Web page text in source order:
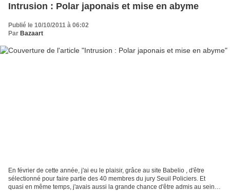
Intrusion : Polar japonais et mise en abyme
Publié le 10/10/2011 à 06:02
Par Bazaart
En février de cette année, j'ai eu le plaisir, grâce au site Babelio , d'être
sélectionné pour faire partie des 40 membres du jury Seuil Policiers. Et
quasi en même temps, j'avais aussi la grande chance d'être admis au sein